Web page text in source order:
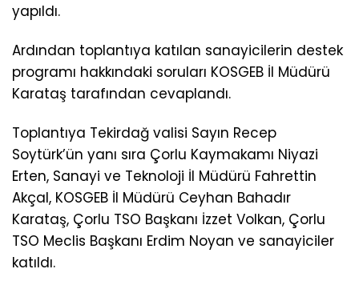
yapıldı.
Ardından toplantıya katılan sanayicilerin destek
programı hakkındaki soruları KOSGEB İl Müdürü
Karataş tarafından cevaplandı.
Toplantıya Tekirdağ valisi Sayın Recep
Soytürk’ün yanı sıra Çorlu Kaymakamı Niyazi
Erten, Sanayi ve Teknoloji İl Müdürü Fahrettin
Akçal, KOSGEB İl Müdürü Ceyhan Bahadır
Karataş, Çorlu TSO Başkanı İzzet Volkan, Çorlu
TSO Meclis Başkanı Erdim Noyan ve sanayiciler
katıldı.